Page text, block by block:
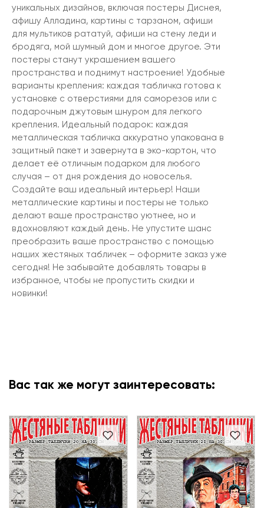
уникальных дизайнов, включая постеры Диснея,
афишу Алладина, картины с тарзаном, афиши
для мультиков рататуй, афиши на стену леди и
бродяга, мой шумный дом и многое другое. Эти
постеры станут украшением вашего
пространства и поднимут настроение! Удобные
варианты крепления: каждая табличка готова к
установке с отверстиями для саморезов или с
подарочным джутовым шнуром для легкого
крепления. Идеальный подарок: каждая
металлическая табличка аккуратно упакована в
защитный пакет и завернута в эко-картон, что
делает её отличным подарком для любого
случая – от дня рождения до новоселья.
Создайте ваш идеальный интерьер! Наши
металлические картины и постеры не только
делают ваше пространство уютнее, но и
вдохновляют каждый день. Не упустите шанс
преобразить ваше пространство с помощью
наших жестяных табличек – оформите заказ уже
сегодня! Не забывайте добавлять товары в
избранное, чтобы не пропустить скидки и
новинки!
Вас так же могут заинтересовать: